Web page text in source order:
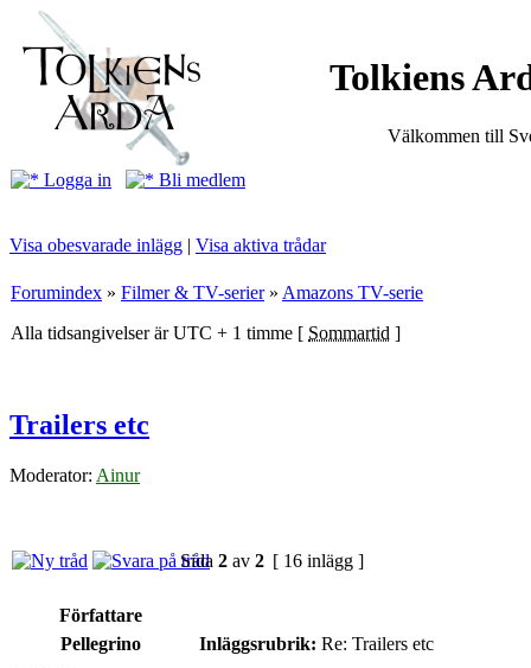
Tolkiens
Välkommen till
Logga in Bli medlem
Visa obesvarade inlägg | Visa aktiva trådar
Forumindex » Filmer & TV-serier» Amazons TV-serie
Alla tidsangivelser är UTC + 1 timme [ Sommartid ]
Trailers etc
Moderator: Ainur
Sida 2 av 2 [ 16 inlägg ]
Författare
Pellegrino
Inläggsrubrik: Re: Trailers etc